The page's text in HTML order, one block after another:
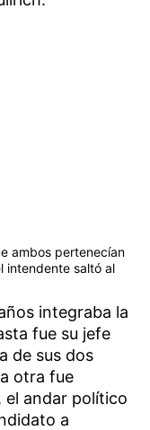
ambos pertenecían
intendente saltó al
integraba la
fue su jefe
de sus dos
otra fue
el andar político
a